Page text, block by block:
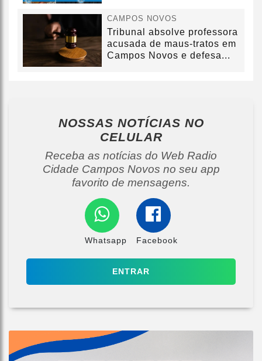
CAMPOS NOVOS
Tribunal absolve professora
acusada de maus-tratos em
Campos Novos e defesa...
NOSSAS NOTÍCIAS NO
CELULAR
Receba as notícias do Web Radio
Cidade Campos Novos no seu app
favorito de mensagens.
Whatsapp Facebook
ENTRAR